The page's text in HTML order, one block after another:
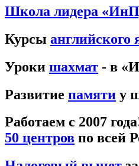
Школа лидера
Курсы английского
Уроки шахмат - в
Развитие памяти у
Работаем с 2007
50 центров по всей